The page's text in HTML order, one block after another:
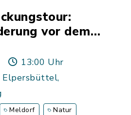
vor dem
13:00 Uhr
Elpersbüttel,
Meldorf Natur